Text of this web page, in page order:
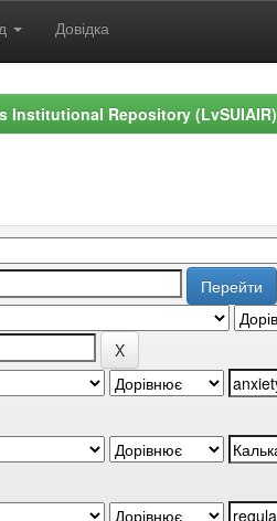
Довідка
Institutional Repository (LvSUIAIR)